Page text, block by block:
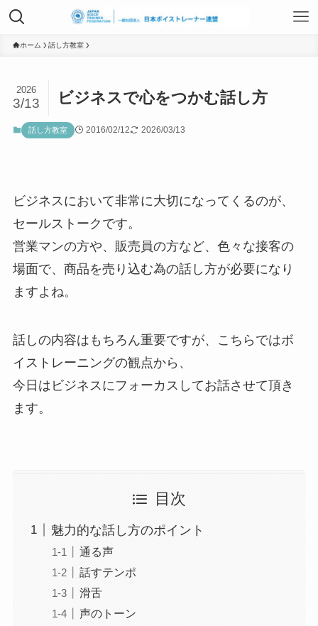
日本ボイストレーナー連盟資格認定につ
ボイストレーニング勉強会
年間事業計画
よくあるご質問
お問合せ
ホーム 話し方教室
ビジネスで心をつかむ話し方
2026
3/13
話し方教室 2016/02/12 2026/03/13
ビジネスにおいて非常に大切になってくるのが、
セールストークです。
営業マンの方や、販売員の方など、色々な接客の
場面で、商品を売り込む為の話し方が必要になり
ますよね。
話しの内容はもちろん重要ですが、こちらではボ
イストレーニングの観点から、
今日はビジネスにフォーカスしてお話させて頂き
ます。
目次
魅力的な話し方のポイント
通る声
話すテンポ
滑舌
声のトーン